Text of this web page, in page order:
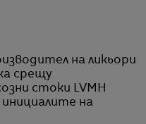
срещу
стоки LVMH
на